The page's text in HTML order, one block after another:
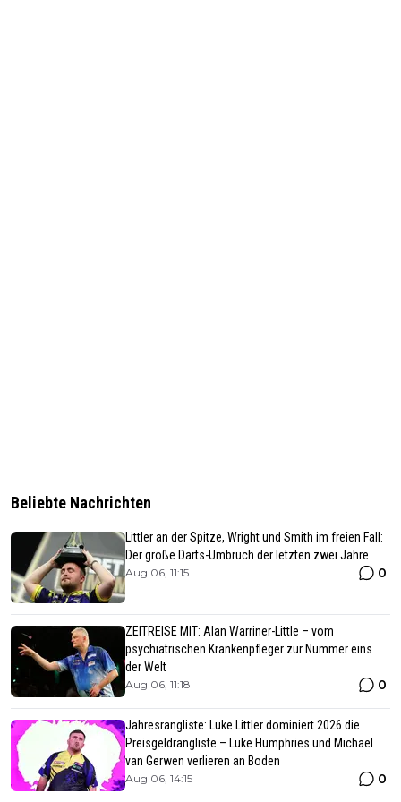
Beliebte Nachrichten
Littler an der Spitze, Wright und Smith im freien Fall:
Der große Darts-Umbruch der letzten zwei Jahre
Aug 06, 11:15 0
ZEITREISE MIT: Alan Warriner-Little – vom
psychiatrischen Krankenpfleger zur Nummer eins
der Welt
Aug 06, 11:18 0
Jahresrangliste: Luke Littler dominiert 2026 die
Preisgeldrangliste – Luke Humphries und Michael
van Gerwen verlieren an Boden
Aug 06, 14:15 0